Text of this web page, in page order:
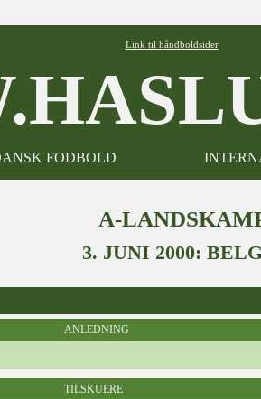
Link til håndboldsider
FODBOLD
A-
3. JUNI 2000:
ANLEDNING
TILSKUERE